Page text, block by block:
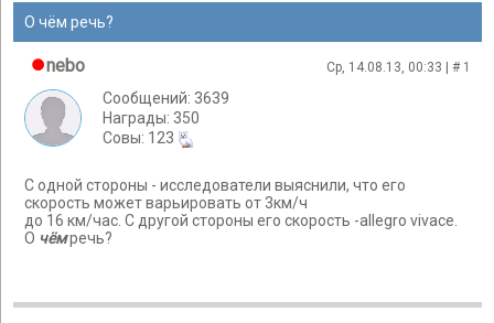
О чём речь?
nebo Ср, 14.08.13, 00:33 | # 1
Сообщений: 3639
Награды: 350
Cовы: 123
С одной стороны - исследователи выяснили, что его
скорость может варьировать от 3км/ч
до 16 км/час. С другой стороны его скорость -allegro vivace.
О чёмречь?